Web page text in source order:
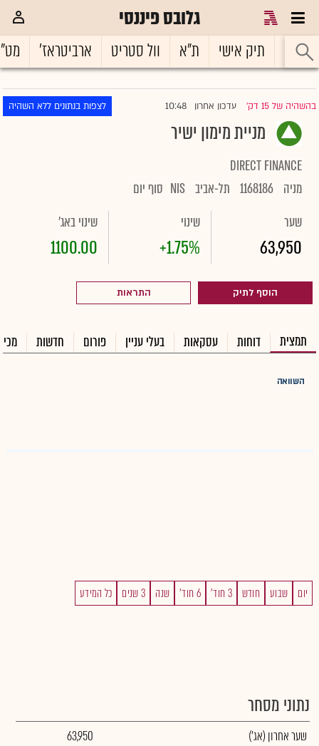
גלובס פיננסי
ראשי תיק אישי ת"א וול סטריט ארביטראז'
בהשהיה של 15 דק' |עדכון אחרון 10:48 לצפות בנתונים ללא השהיה
מניית מימון ישיר
DIRECT FINANCE
מניה 1168186 תל-אביב NIS סוף יום
שער
63,950
שינוי
+1.75%
שינוי באג'
1100.00
הוסף לתיק התראות
תמצית דוחות עסקאות בעלי עניין פורום חדשות
השוואה
יום שבוע חודש 3 חוד' 6 חוד' שנה 3 שנים כל המידע
נתוני מסחר
שער אחרון (אג')
63,950